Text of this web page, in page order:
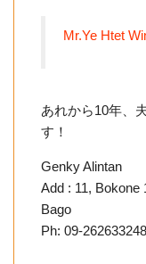
Mr.Ye Htet
あれから10年、
す！
Genky Alintan
Add : 11, Bokone
Bago
Ph: 09-